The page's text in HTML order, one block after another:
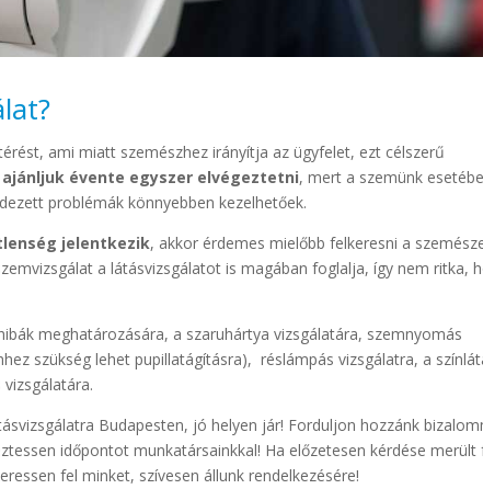
ami miatt szemészhez irányítja az ügyfelet, ezt célszerű
évente egyszer elvégeztetni, mert a szemünk
problémák könnyebben kezelhetőek.
jelentkezik, akkor érdemes mielőbb felkeresni a
a látásvizsgálatot is magában foglalja, így nem ritka,
meghatározására, a szaruhártya vizsgálatára, szemnyomás
szükség lehet pupillatágításra), réslámpás vizsgálatra, a
Budapesten, jó helyen jár! Forduljon hozzánk
időpontot munkatársainkkal! Ha előzetesen kérdése merült
fel minket, szívesen állunk rendelkezésére!